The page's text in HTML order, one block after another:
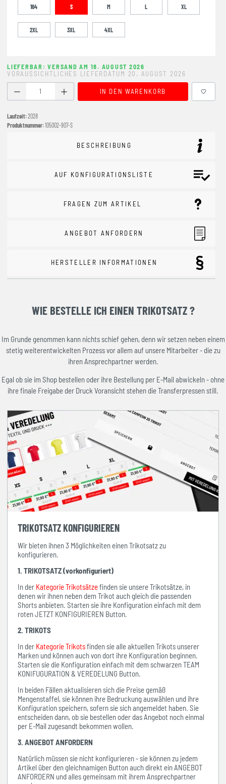
164 S M L XL
2XL 3XL 4XL
LIEFERBAR: VERSAND AM 18. AUGUST 2026
VORAUSSICHTLICHES LIEFERDATUM 20. AUGUST 2026
Produkt Anzahl: Gib den gewünschten Wert ein oder
IN DEN WARENKORB
Laufzeit:2028
Produktnummer:105002-907-S
BESCHREIBUNG
AUF KONFIGURATIONSLISTE
FRAGEN ZUM ARTIKEL
ANGEBOT ANFORDERN
HERSTELLER INFORMATIONEN
WIE BESTELLE ICH EINEN TRIKOTSATZ ?
Im Grunde genommen kann nichts schief gehen, denn wir setzen neben einem
stetig weiterentwickelten Prozess vor allem auf unsere Mitarbeiter - die zu
ihren Ansprechpartner werden.
Egal ob sie im Shop bestellen oder ihre Bestellung per E-Mail abwickeln - ohne
ihre finale Freigabe der Druck Voransicht stehen die Transferpressen still.
TRIKOTSATZ KONFIGURIEREN
Wir bieten ihnen 3 Möglichkeiten einen Trikotsatz zu
konfigurieren.
1. TRIKOTSATZ (vorkonfiguriert)
In der Kategorie Trikotsätzefinden sie unsere Trikotsätze, in
denen wir ihnen neben dem Trikot auch gleich die passenden
Shorts anbieten. Starten sie ihre Konfiguration einfach mit dem
roten JETZT KONFIGURIEREN Button.
2. TRIKOTS
In der Kategorie Trikotsfinden sie alle aktuellen Trikots unserer
Marken und können auch von dort ihre Konfiguration beginnen.
Starten sie die Konfiguration einfach mit dem schwarzen TEAM
KONIFUGURATION & VEREDELUNG Button.
In beiden Fällen aktualisieren sich die Preise gemäß
Mengenstaffel, sie können ihre Bedruckung auswählen und ihre
Konfiguration speichern, sofern sie sich angemeldet haben. Sie
entscheiden dann, ob sie bestellen oder das Angebot noch einmal
per E-Mail zugesandt bekommen wollen.
3. ANGEBOT ANFORDERN
Natürlich müssen sie nicht konfigurieren - sie können zu jedem
Artikel über den gleichnamigen Button auch direkt ein ANGEBOT
ANFORDERN und alles gemeinsam mit ihrem Ansprechpartner